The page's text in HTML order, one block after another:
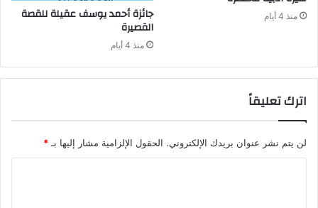
منذ 4 أيام
‬القصيرة
منذ 4 أيام
اترك تعليقاً
لن يتم نشر عنوان بريدك الإلكتروني. الحقول الإلزامية مشار إليها بـ *